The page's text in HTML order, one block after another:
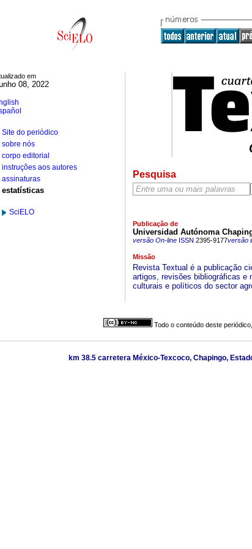
em
08, 2022
Site do periódico
sobre nós
corpo editorial
instruções aos autores
assinaturas
estatísticas
SciELO
Pesquisa
Publicação de
Universidad Autónoma
versão On-lineISSN 2395-9177versão
Missão
Revista Textual é a publicação
artigos, revisões bibliográficas e
culturais e políticos do sector
Todo o conteúdo deste
km 38.5 carretera México-Texcoco, Chapingo,